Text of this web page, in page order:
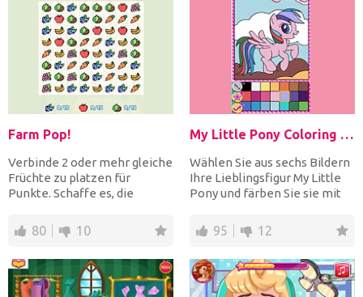
Farm Pop!
Verbinde 2 oder mehr gleiche
Früchte zu platzen für
Punkte. Schaffe es, die
80 10
My Little Pony Coloring Book
Wählen Sie aus sechs Bildern
Ihre Lieblingsfigur My Little
Pony und färben Sie sie mit
95 12